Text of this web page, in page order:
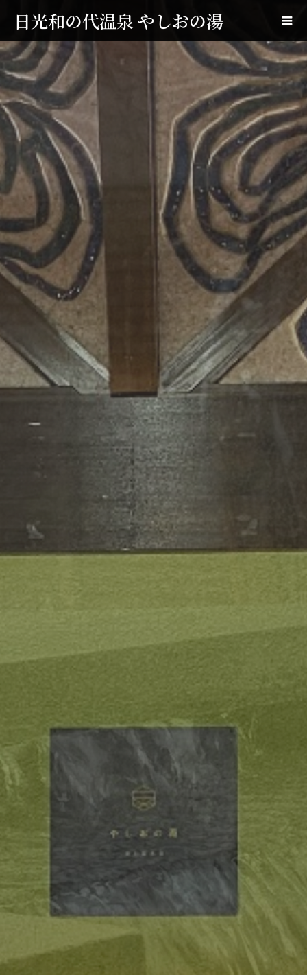
日光和の代温泉 やしおの湯